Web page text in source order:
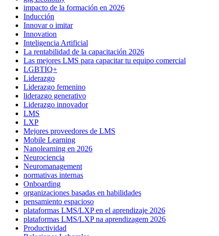
impacto de la formación en 2026
Inducción
Innovar o imitar
Innovation
Inteligencia Artificial
La rentabilidad de la capacitación 2026
Las mejores LMS para capacitar tu equipo comercial
LGBTIQ+
Liderazgo
Liderazgo femenino
liderazgo generativo
Liderazgo innovador
LMS
LXP
Mejores proveedores de LMS
Mobile Learning
Nanolearning en 2026
Neurociencia
Neuromanagement
normativas internas
Onboarding
organizaciones basadas en habilidades
pensamiento espacioso
plataformas LMS/LXP en el aprendizaje 2026
plataformas LMS/LXP na aprendizagem 2026
Productividad